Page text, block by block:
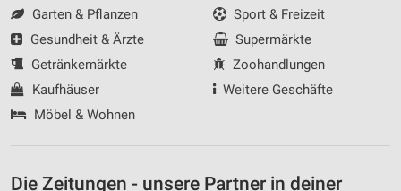
Garten & Pflanzen
Gesundheit & Ärzte
Getränkemärkte
Kaufhäuser
Möbel & Wohnen
Sport & Freizeit
Supermärkte
Zoohandlungen
Weitere Geschäfte
Die Zeitungen - unsere Partner in deiner